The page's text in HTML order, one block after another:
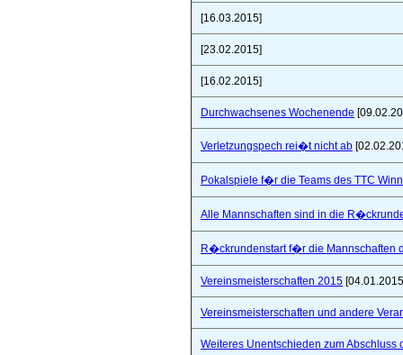
[16.03.2015]
[23.02.2015]
[16.02.2015]
Durchwachsenes Wochenende
Verletzungspech rei�t nicht ab
Pokalspiele f�r die Teams des TTC
Alle Mannschaften sind in die
R�ckrundenstart f�r die Mannschaften
Vereinsmeisterschaften 2015
Vereinsmeisterschaften und andere
Weiteres Unentschieden zum Abschluss